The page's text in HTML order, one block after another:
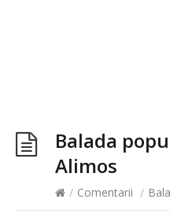
Balada
Alimos
/ Comentarii /